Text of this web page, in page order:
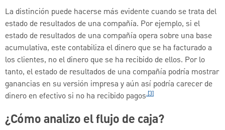
La distinción puede hacerse más evidente cuando se trata del
estado de resultados de una compañía. Por ejemplo, si el
estado de resultados de una compañía opera sobre una base
acumulativa, este contabiliza el dinero que se ha facturado a
los clientes, no el dinero que se ha recibido de ellos. Por lo
tanto, el estado de resultados de una compañía podría mostrar
ganancias en su versión impresa y aún así podría carecer de
dinero en efectivo si no ha recibido pagos.[3]
¿Cómo analizo el flujo de caja?